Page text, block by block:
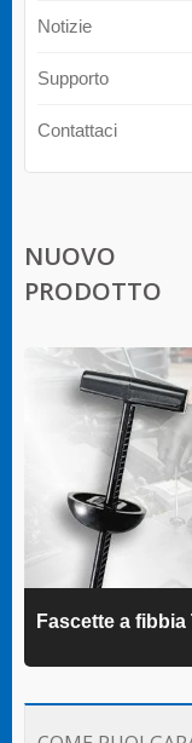
Notizie
Supporto
Contattaci
NUOVO
PRODOTTO
Fascette a